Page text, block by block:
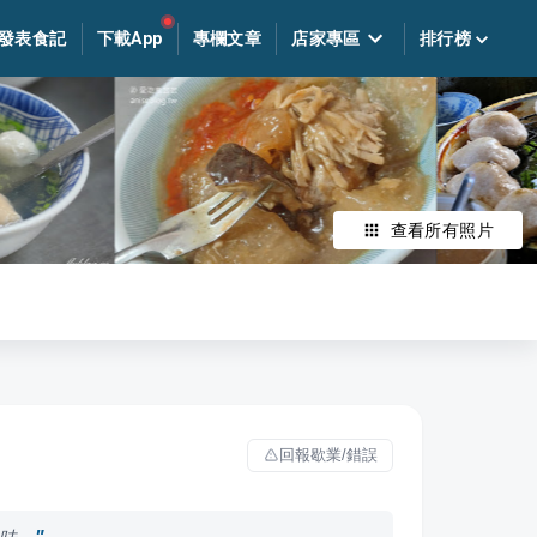
表食記 下載App 專欄文章 店家專區 排行榜
查看所有照片
回報歇業/錯誤